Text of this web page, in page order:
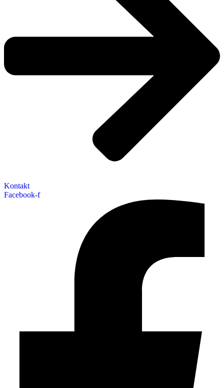
Kontakt
Facebook-f